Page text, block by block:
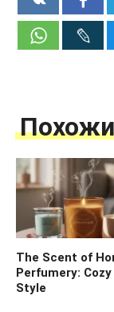
The Scent of
Perfumery: Cozy
Style